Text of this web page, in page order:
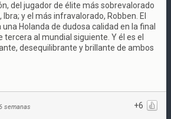
del jugador de élite más sobrevalorado
y el más infravalorado, Robben. El
Holanda de dudosa calidad en la final
tercera al mundial siguiente. Y él es el
desequilibrante y brillante de ambos
+6
semanas